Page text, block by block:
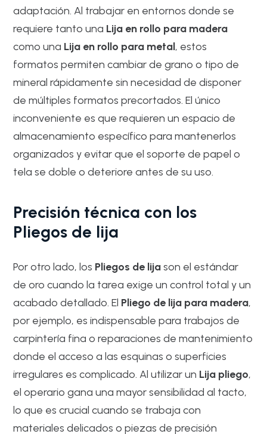
adaptación. Al trabajar en entornos donde se
requiere tanto una Lija en rollo para madera
como una Lija en rollo para metal, estos
formatos permiten cambiar de grano o tipo de
mineral rápidamente sin necesidad de disponer
de múltiples formatos precortados. El único
inconveniente es que requieren un espacio de
almacenamiento específico para mantenerlos
organizados y evitar que el soporte de papel o
tela se doble o deteriore antes de su uso.
Precisión técnica con los
Pliegos de lija
Por otro lado, los Pliegos de lijason el estándar
de oro cuando la tarea exige un control total y un
acabado detallado. El Pliego de lija para madera,
por ejemplo, es indispensable para trabajos de
carpintería fina o reparaciones de mantenimiento
donde el acceso a las esquinas o superficies
irregulares es complicado. Al utilizar un Lija pliego,
el operario gana una mayor sensibilidad al tacto,
lo que es crucial cuando se trabaja con
materiales delicados o piezas de precisión